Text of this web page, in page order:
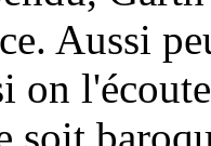
Aussi
on